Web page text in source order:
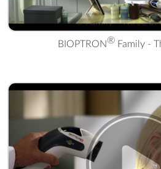
® Family - Three of
BIOPTRON® Family -